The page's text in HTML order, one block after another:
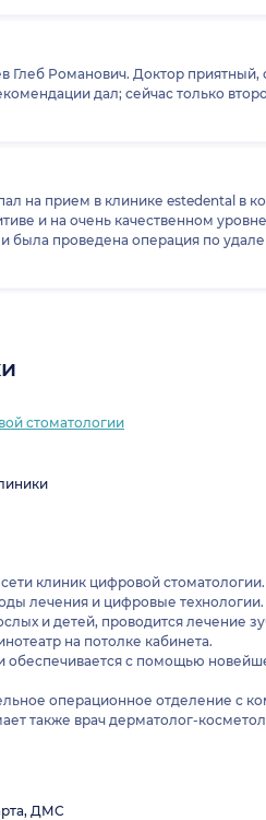
Глеб Романович. Доктор приятный,
дал; сейчас только
на прием в клинике estedental в
и на очень качественном
была проведена операция по
впечатления , хочется и
стоматологии
клиник цифровой
лечения и цифровые технологии.
и детей, проводится лечение
на потолке кабинета.
обеспечивается с помощью
операционное отделение с
также врач дерматолог-
ДМС